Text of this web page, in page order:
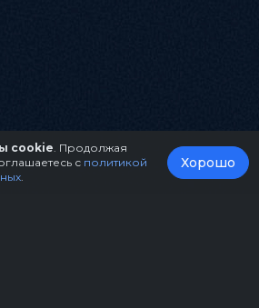
cookie . Продолжая
с политикой
Хорошо